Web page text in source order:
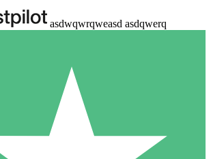
asdwqwrqweasd asdqwerq